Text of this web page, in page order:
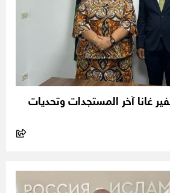
غانا آخر المستجدات وتحديات